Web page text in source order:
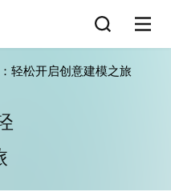
轻松开启创意建模之旅